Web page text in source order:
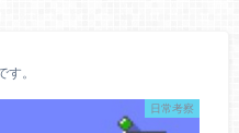
。
日常考察